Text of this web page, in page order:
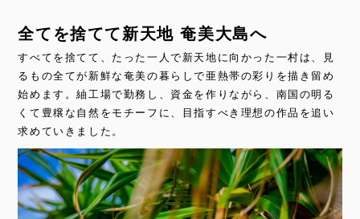
全てを捨てて新天地 奄美大島へ
すべてを捨てて、たった一人で新天地に向かった一村は、見
るもの全てが新鮮な奄美の暮らしで亜熱帯の彩りを描き留め
始めます。紬工場で勤務し、資金を作りながら、南国の明る
くて豊穣な自然をモチーフに、目指すべき理想の作品を追い
求めていきました。